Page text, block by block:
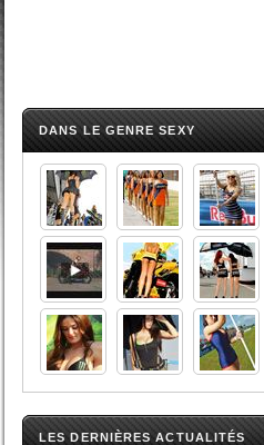
DANS LE GENRE SEXY
LES DERNIÈRES ACTUALITÉS